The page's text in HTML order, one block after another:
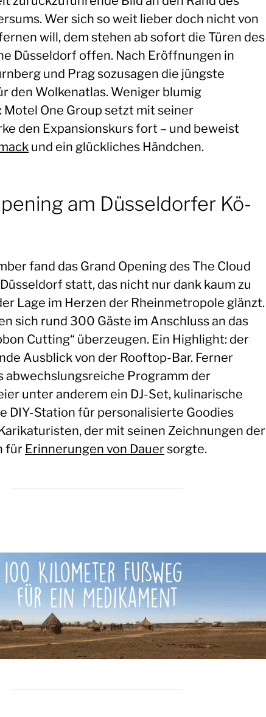
Wer sich so weit lieber doch nicht von
will, dem stehen ab sofort die Türen des
Düsseldorf offen. Nach Eröffnungen in
und Prag sozusagen die jüngste
den Wolkenatlas. Weniger blumig
Motel One Group setzt mit seiner
den Expansionskurs fort – und beweist
und ein glückliches Händchen.
am Düsseldorfer Kö-
fand das Grand Opening des The Cloud
statt, das nicht nur dank kaum zu
Lage im Herzen der Rheinmetropole glänzt.
sich rund 300 Gäste im Anschluss an das
Cutting“ überzeugen. Ein Highlight: der
Ausblick von der Rooftop-Bar. Ferner
abwechslungsreiche Programm der
unter anderem ein DJ-Set, kulinarische
DIY-Station für personalisierte Goodies
der mit seinen Zeichnungen der
für Erinnerungen von Dauersorgte.